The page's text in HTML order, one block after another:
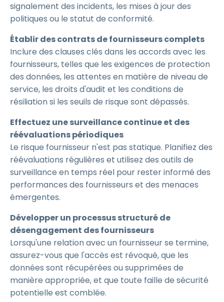
signalement des incidents, les mises à jour des
politiques ou le statut de conformité.
Établir des contrats de fournisseurs complets
Inclure des clauses clés dans les accords avec les
fournisseurs, telles que les exigences de protection
des données, les attentes en matière de niveau de
service, les droits d'audit et les conditions de
résiliation si les seuils de risque sont dépassés.
Effectuez une surveillance continue et des
réévaluations périodiques
Le risque fournisseur n'est pas statique. Planifiez des
réévaluations régulières et utilisez des outils de
surveillance en temps réel pour rester informé des
performances des fournisseurs et des menaces
émergentes.
Développer un processus structuré de
désengagement des fournisseurs
Lorsqu'une relation avec un fournisseur se termine,
assurez-vous que l'accès est révoqué, que les
données sont récupérées ou supprimées de
manière appropriée, et que toute faille de sécurité
potentielle est comblée.